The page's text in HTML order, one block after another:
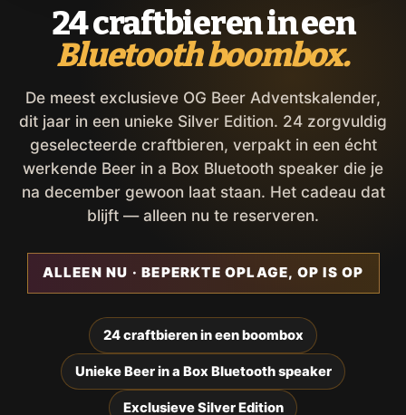
24 craftbieren in een
Bluetooth boombox.
De meest exclusieve OG Beer Adventskalender,
dit jaar in een unieke Silver Edition. 24 zorgvuldig
geselecteerde craftbieren, verpakt in een écht
werkende Beer in a Box Bluetooth speaker die je
na december gewoon laat staan. Het cadeau dat
blijft — alleen nu te reserveren.
ALLEEN NU · BEPERKTE OPLAGE, OP IS OP
24 craftbieren in een boombox
Unieke Beer in a Box Bluetooth speaker
Exclusieve Silver Edition